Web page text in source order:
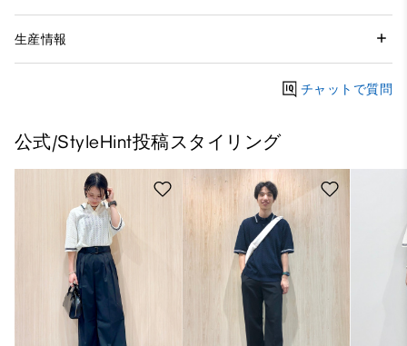
生産情報
チャットで質問
公式/StyleHint投稿スタイリング